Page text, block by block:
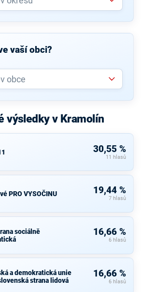
vaší obci?
výsledky v Kramolín
30,55 %
11 hlasů
PRO VYSOČINU 19,44 %
7 hlasů
sociálně
16,66 %
6 hlasů
a demokratická unie
strana lidová
16,66 %
6 hlasů